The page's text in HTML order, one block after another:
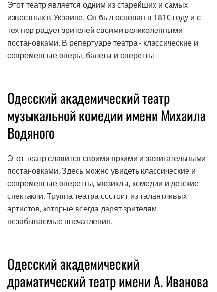
Этот театр является одним из старейших и самых
известных в Украине. Он был основан в 1810 году и с
тех пор радует зрителей своими великолепными
постановками. В репертуаре театра - классические и
современные оперы, балеты и оперетты.
Одесский академический театр
музыкальной комедии имени Михаила
Водяного
Этот театр славится своими яркими и зажигательными
постановками. Здесь можно увидеть классические и
современные оперетты, мюзиклы, комедии и детские
спектакли. Труппа театра состоит из талантливых
артистов, которые всегда дарят зрителям
незабываемые впечатления.
Одесский академический
драматический театр имени А. Иванова